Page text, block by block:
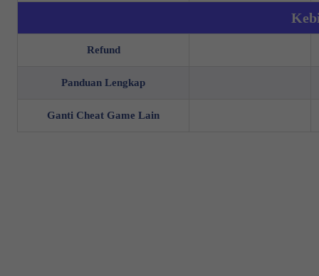
Refund
Panduan Lengkap
Ganti Cheat Game Lain